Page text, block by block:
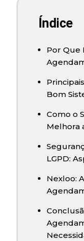
Índice
Por Que
Bom
Como o
Melhora
LGPD:
Nexloo: